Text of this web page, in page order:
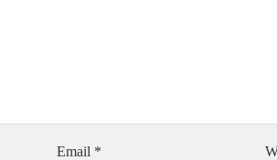
Email *